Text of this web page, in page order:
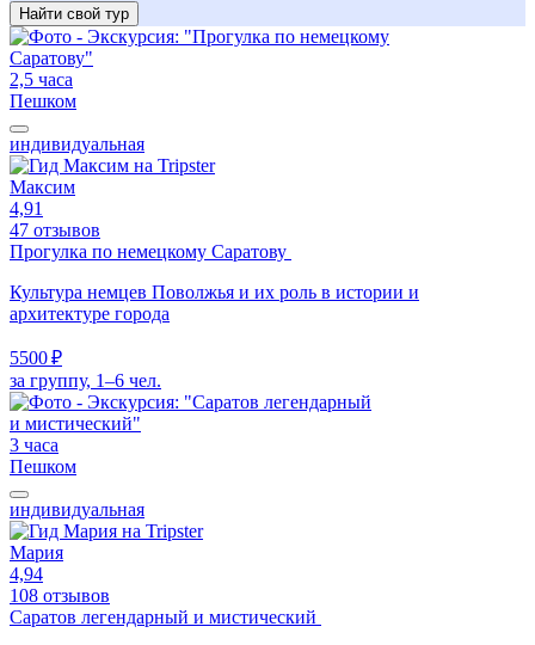
Найти свой тур
2,5 часа
Пешком
индивидуальная
Максим
4,91
47 отзывов
Прогулка по немецкому Саратову
Культура немцев Поволжья и их роль в истории и
архитектуре города
5500 ₽
за группу, 1–6 чел.
3 часа
Пешком
индивидуальная
Мария
4,94
108 отзывов
Саратов легендарный и мистический